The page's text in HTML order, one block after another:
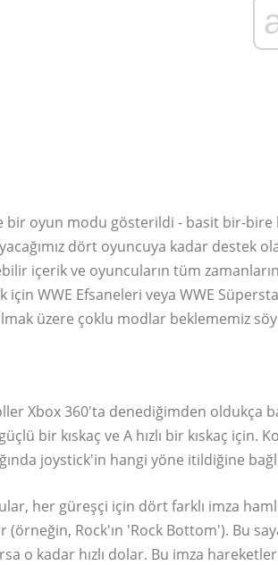
bir oyun modu gösterildi - basit bir-
dört oyuncuya kadar destek
içerik ve oyuncuların tüm
için WWE Efsaneleri veya WWE
üzere çoklu modlar beklememiz
Xbox 360'ta denediğimden oldukça
bir kıskaç ve A hızlı bir kıskaç
joystick'in hangi yöne itildiğine
her güreşçi için dört farklı imza
(örneğin, Rock'ın 'Rock Bottom'). Bu
o kadar hızlı dolar. Bu imza